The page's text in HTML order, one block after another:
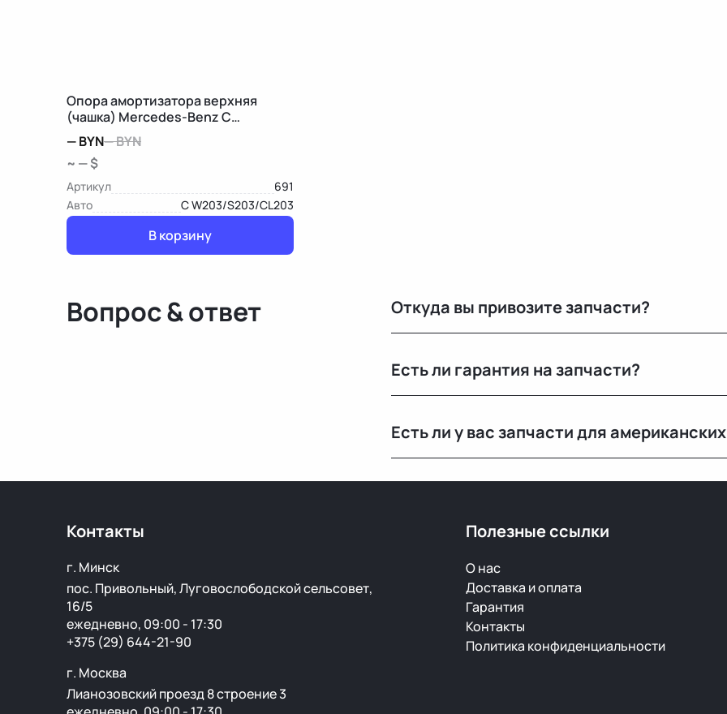
Опора амортизатора верхняя
(чашка) Mercedes-Benz C
W203/S203/CL203
—BYN—BYN
~ — $
Артикул
691
Авто
C W203/S203/CL203
В корзину
Вопрос & ответ Откуда вы привозите запчасти?
странах. Все детали проходят визуальный осмотр и
Есть ли гарантия на запчасти?
скрытый дефект — заменим или вернём деньги.
Есть ли у вас запчасти для
Контакты
г. Минск
пос. Привольный, Луговослободской сельсовет,
16/5
ежедневно, 09:00 - 17:30
+375 (29) 644-21-90
г. Москва
Лианозовский проезд 8 строение 3
Полезные ссылки
О нас
Доставка и оплата
Гарантия
Контакты
Политика конфиденциальности